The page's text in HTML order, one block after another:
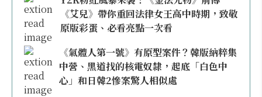
《艾兒》帶你重回法律女王高中時期，致敬
原版彩蛋、必看亮點一次看
《氣體人第一號》有原型案件？韓版納粹集
中營、黑道找的核電奴隸，起底「白色中
心」和日韓2慘案驚人相似處